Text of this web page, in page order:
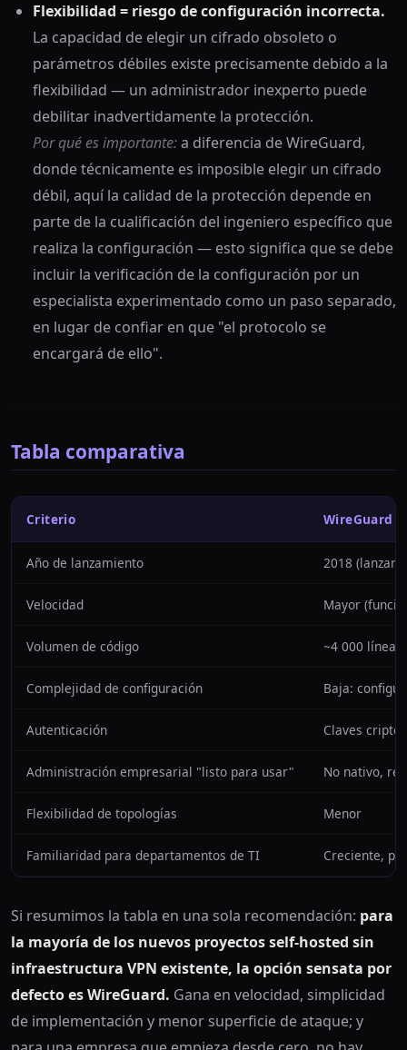
Flexibilidad = riesgo de configuración incorrecta.
La capacidad de elegir un cifrado obsoleto o
parámetros débiles existe precisamente debido a la
flexibilidad — un administrador inexperto puede
debilitar inadvertidamente la protección.
Por qué es importante:a diferencia de WireGuard,
donde técnicamente es imposible elegir un cifrado
débil, aquí la calidad de la protección depende en
parte de la cualificación del ingeniero específico que
realiza la configuración — esto significa que se debe
incluir la verificación de la configuración por un
especialista experimentado como un paso separado,
en lugar de confiar en que "el protocolo se
encargará de ello".
Tabla comparativa
Criterio WireGuard
Año de lanzamiento 2018
Velocidad Mayor
Volumen de código ~4 000 líneas
Complejidad de configuración Baja:
Autenticación Claves
Administración empresarial "listo para usar" No nativo,
Flexibilidad de topologías Menor
Familiaridad para departamentos de TI Creciente,
Si resumimos la tabla en una sola recomendación: para
la mayoría de los nuevos proyectos self-hosted sin
infraestructura VPN existente, la opción sensata por
defecto es WireGuard. Gana en velocidad, simplicidad
de implementación y menor superficie de ataque; y